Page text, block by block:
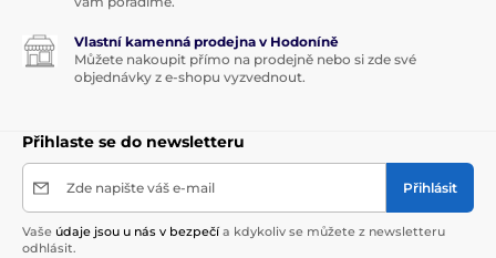
Vlastní kamenná prodejna v Hodoníně
Můžete nakoupit přímo na prodejně nebo si zde své
objednávky z e-shopu vyzvednout.
Přihlaste se do newsletteru
Zde napište váš e-mail Přihlásit
Vaše údaje jsou u nás v bezpečí a kdykoliv se můžete z newsletteru
odhlásit.